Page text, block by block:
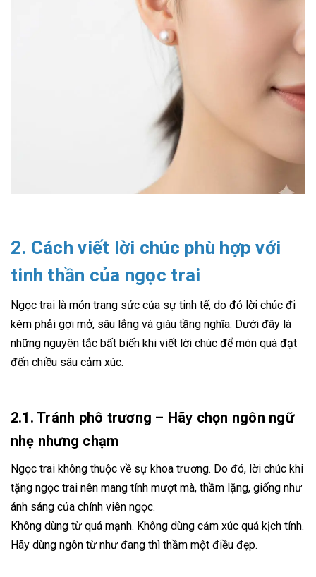
2. Cách viết lời chúc phù hợp với
tinh thần của ngọc trai
Ngọc trai là món trang sức của sự tinh tế, do đó lời chúc đi
kèm phải gợi mở, sâu lắng và giàu tầng nghĩa. Dưới đây là
những nguyên tắc bất biến khi viết lời chúc để món quà đạt
đến chiều sâu cảm xúc.
2.1. Tránh phô trương – Hãy chọn ngôn ngữ
nhẹ nhưng chạm
Ngọc trai không thuộc về sự khoa trương. Do đó, lời chúc khi
tặng ngọc trai nên mang tính mượt mà, thầm lặng, giống như
ánh sáng của chính viên ngọc.
Không dùng từ quá mạnh. Không dùng cảm xúc quá kịch tính.
Hãy dùng ngôn từ như đang thì thầm một điều đẹp.